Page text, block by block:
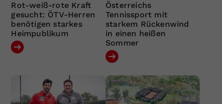
Rot-weiß-rote Kraft
gesucht: ÖTV-Herren
benötigen starkes
Heimpublikum
Österreichs
Tennissport mit
starkem Rückenwind
in einen heißen
Sommer